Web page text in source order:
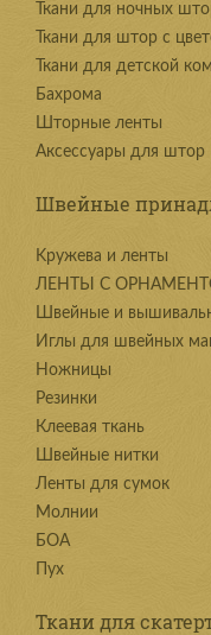
Ткани для ночных
Ткани для штор с
Ткани для детской
Бахрома
Шторные ленты
Аксессуары для штор
Швейные
Kружева и ленты
ЛЕНТЫ С
Швейные и
Иглы для швейных
Ножницы
Резинки
Клеевая ткань
Швейные нитки
Ленты для сумок
Молнии
БОА
Пух
Ткани для